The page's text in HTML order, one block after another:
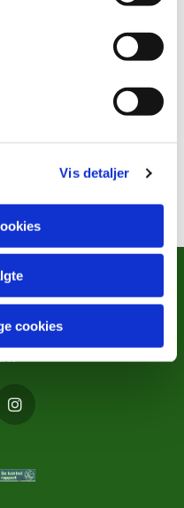
Vis detaljer
cookies
SOCIALE